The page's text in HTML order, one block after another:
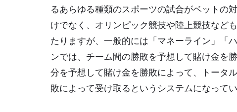
るあらゆる種類のスポーツの試合がベットの
けでなく、オリンピック競技や陸上競技など
たりますが、一般的には「マネーライン」「
ンでは、チーム間の勝敗を予想して賭け金を
分を予想して賭け金を勝敗によって、トータ
敗によって受け取るというシステムになってい